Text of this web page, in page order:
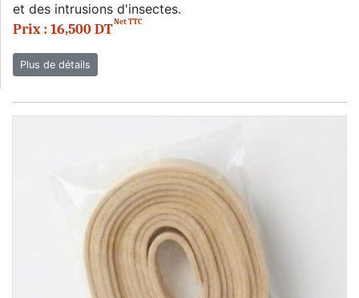
et des intrusions d'insectes.
Prix : 16,500 DTNet TTC
Plus de détails